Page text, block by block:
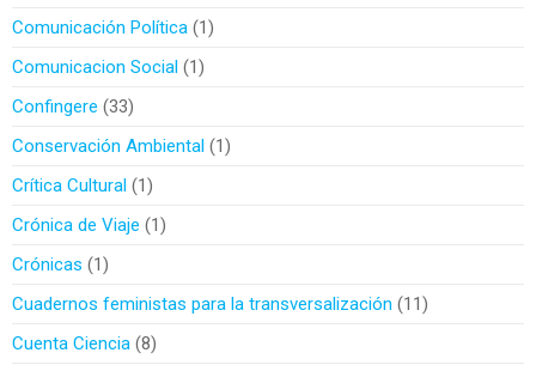
Comunicación Política 1
Comunicacion Social 1
Confingere 33
Conservación Ambiental 1
Crítica Cultural 1
Crónica de Viaje
1
Crónicas
1
Cuadernos feministas para la transversalización
11
Cuenta Ciencia 8